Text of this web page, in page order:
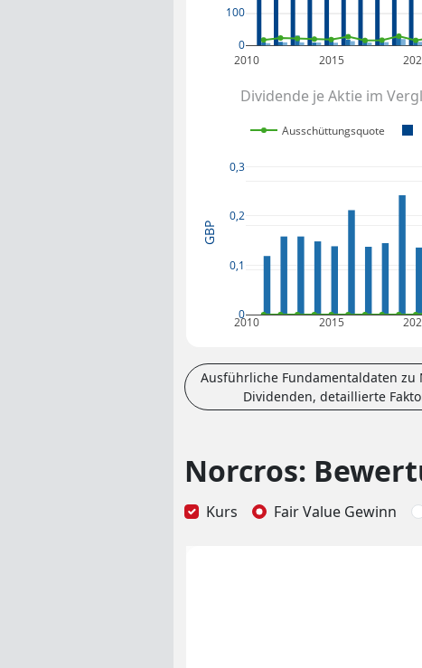
2010 2015
0
100
Dividende je Aktie im
2010 2015
0
0,1
0,2
0,3
Ausschüttungsquote
GBP
Ausführliche Fundamentaldaten zu
Dividenden, detaillierte
Norcros:
Kurs Fair Value Gewinn